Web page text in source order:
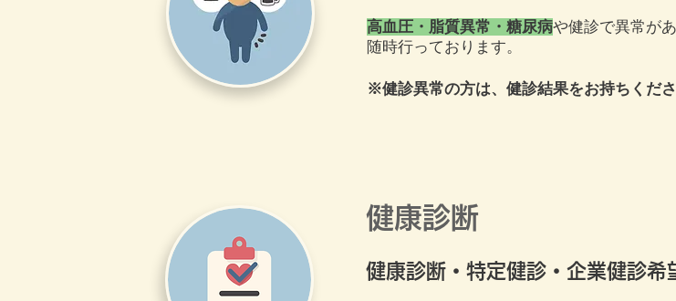
高血圧・脂質異常・糖尿病や健診で異常が
随時行っております。​
​※健診異常の方は、健診結果をお持ちくださ
健康診断
健康診断・特定健診・企業健診希